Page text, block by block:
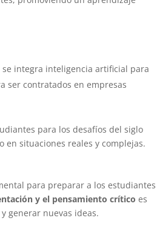
integra inteligencia artificial para
ser contratados en empresas
para los desafíos del siglo
en situaciones reales y complejas.
para preparar a los estudiantes
y el pensamiento crítico es
y generar nuevas ideas.